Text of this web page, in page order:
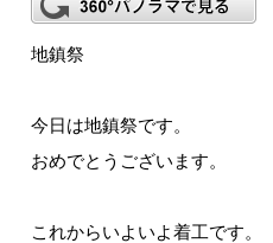
地鎮祭
今日は地鎮祭です。
おめでとうございます。
これからいよいよ着工です。